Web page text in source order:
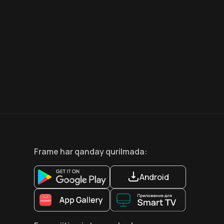
Frame har qanday qurilmada:
Android